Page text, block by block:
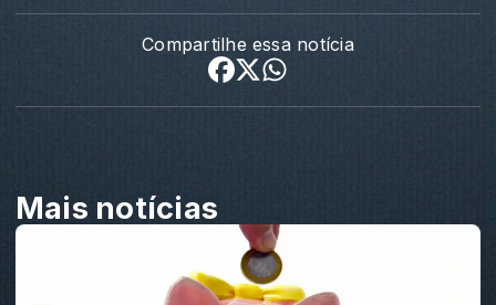
Compartilhe essa notícia
Mais notícias